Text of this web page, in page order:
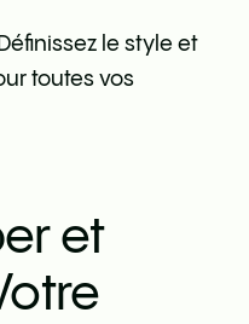
le style et
toutes vos
et